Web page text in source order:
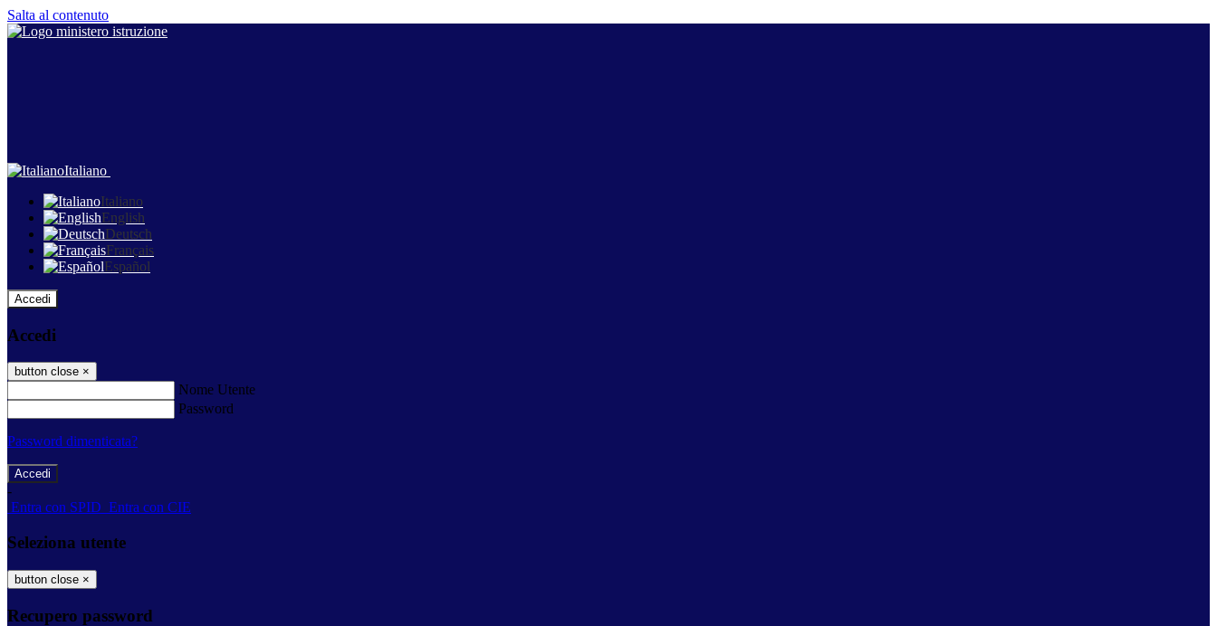
Salta al contenuto
Italiano
Italiano
English
Deutsch
Français
Español
Accedi
Accedi
button close ×
Nome Utente
Password
Password dimenticata?
-
Entra con SPID Entra con CIE
Seleziona utente
button close ×
Recupero password